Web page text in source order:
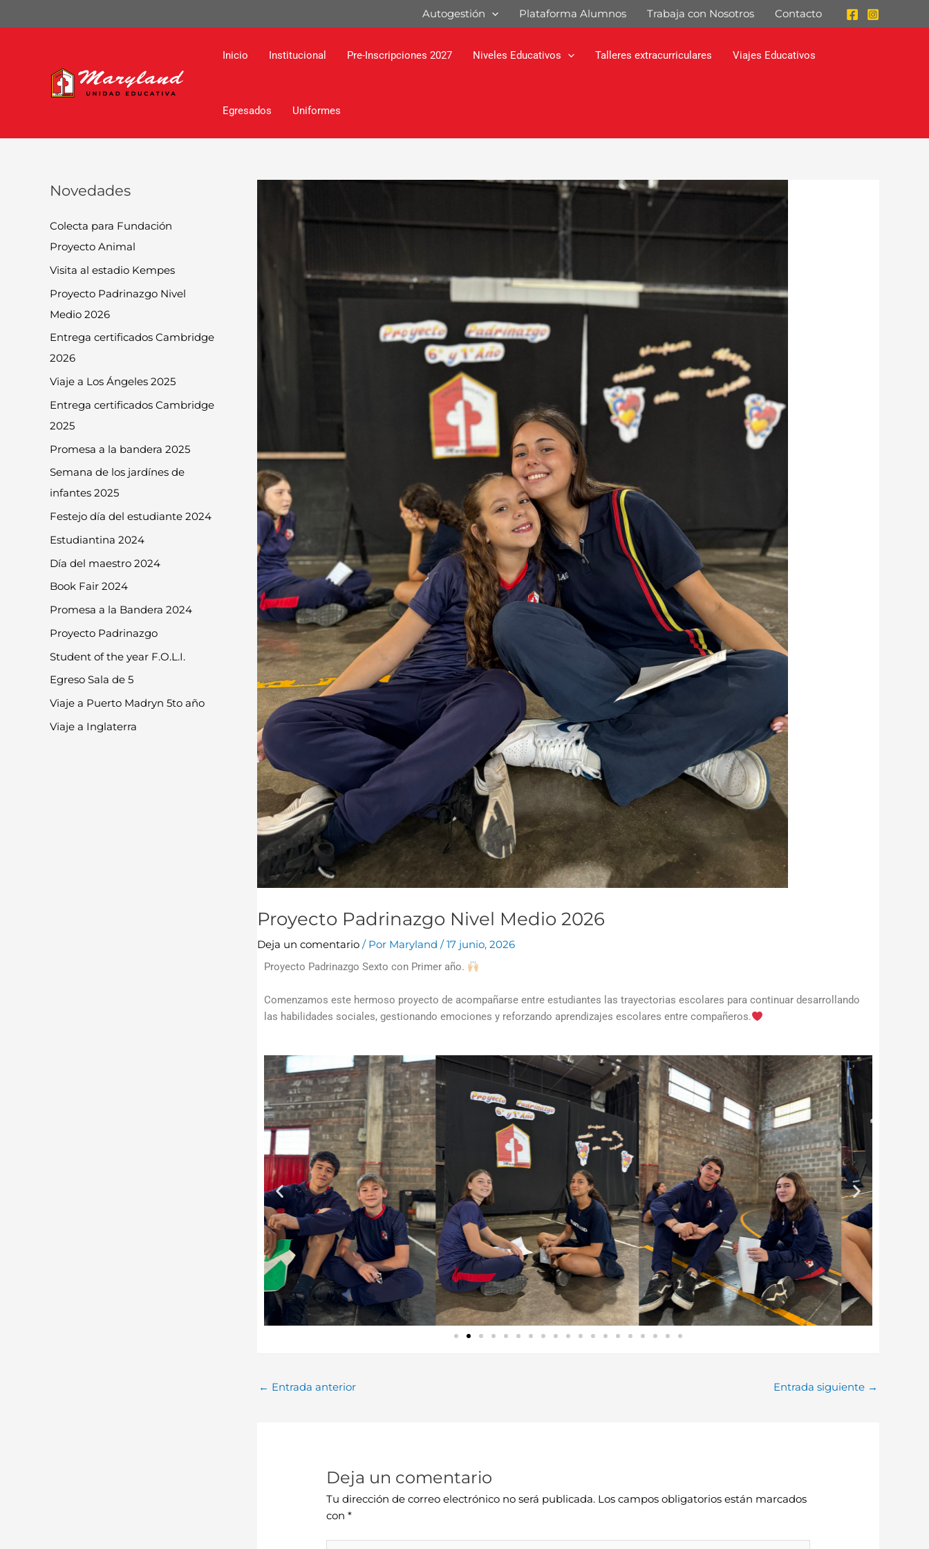
Autogestión Plataforma Alumnos Trabaja con Nosotros Contacto
Inicio Institucional Pre-Inscripciones 2027 Niveles Educativos Talleres extracurriculares Viajes Educativos
Egresados Uniformes
Novedades
Colecta para Fundación
Proyecto Animal
Visita al estadio Kempes
Proyecto Padrinazgo Nivel
Medio 2026
Entrega certificados Cambridge
2026
Viaje a Los Ángeles 2025
Entrega certificados Cambridge
2025
Promesa a la bandera 2025
Semana de los jardínes de
infantes 2025
Festejo día del estudiante 2024
Estudiantina 2024
Día del maestro 2024
Book Fair 2024
Promesa a la Bandera 2024
Proyecto Padrinazgo
Student of the year F.O.L.I.
Egreso Sala de 5
Viaje a Puerto Madryn 5to año
Viaje a Inglaterra
Proyecto Padrinazgo Nivel Medio 2026
Deja un comentario / Por Maryland /17 junio, 2026
Proyecto Padrinazgo Sexto con Primer año.
Comenzamos este hermoso proyecto de acompañarse entre estudiantes las trayectorias escolares para continuar desarrollando
las habilidades sociales, gestionando emociones y reforzando aprendizajes escolares entre compañeros.
← Entrada anterior Entrada siguiente →
Deja un comentario
Tu dirección de correo electrónico no será publicada. Los campos obligatorios están marcados
con*